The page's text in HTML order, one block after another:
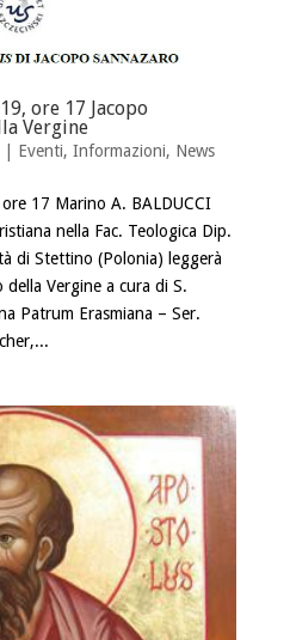
ore 17 Jacopo
Vergine
| Eventi, Informazioni, News
17 Marino A. BALDUCCI
nella Fac. Teologica Dip.
di Stettino (Polonia) leggerà
Vergine a cura di S.
Patrum Erasmiana – Ser.